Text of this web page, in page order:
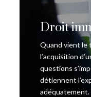
Droit
Quand vient le
l’acquisition
questions
détiennent
adéquatement.